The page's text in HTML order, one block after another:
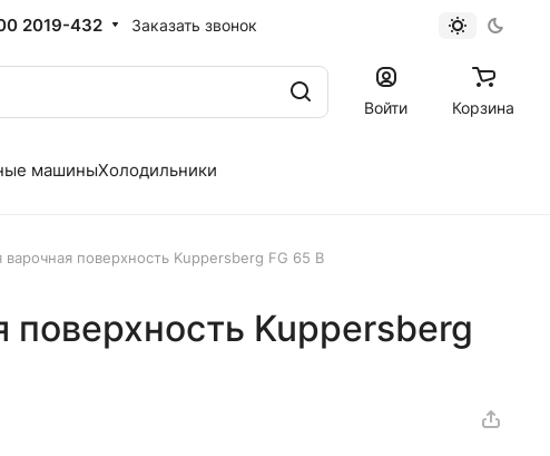
2019-432 Заказать звонок
Войти Корзина
машиныХолодильники
варочная поверхность Kuppersberg FG 65 B
поверхность Kuppersberg